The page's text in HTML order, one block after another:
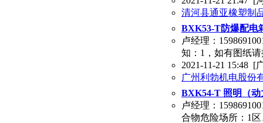
清河县通亚橡塑制
BXK53-T防爆配电
卢经理：
知：1，如有图纸
2021-11-21 15:48 [
广州利勃机电股份
BXK54-T 照明（
卢经理：
合物危险场所：1